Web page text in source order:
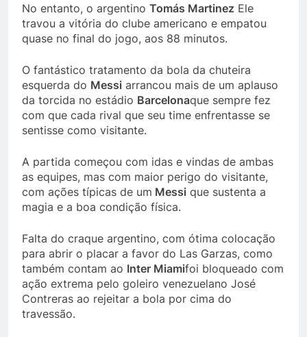
No entanto, o argentino Tomás Martinez Ele
travou a vitória do clube americano e empatou
quase no final do jogo, aos 88 minutos.
O fantástico tratamento da bola da chuteira
esquerda do Messi arrancou mais de um aplauso
da torcida no estádio Barcelonaque sempre fez
com que cada rival que seu time enfrentasse se
sentisse como visitante.
A partida começou com idas e vindas de ambas
as equipes, mas com maior perigo do visitante,
com ações típicas de um Messi que sustenta a
magia e a boa condição física.
Falta do craque argentino, com ótima colocação
para abrir o placar a favor do Las Garzas, como
também contam ao Inter Miamifoi bloqueado com
ação extrema pelo goleiro venezuelano José
Contreras ao rejeitar a bola por cima do
travessão.